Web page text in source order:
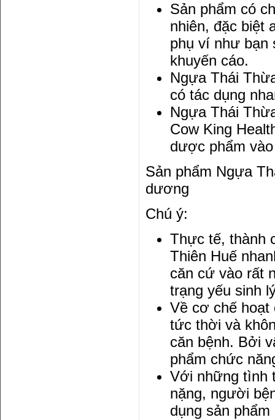
Sản phẩm có
nhiên, đặc biệt
phụ ví như bạn
khuyến cáo.
Ngựa Thái
có tác dụng
Ngựa Thái
Cow King
dược phẩm
Sản phẩm Ngựa
dương
Chú ý:
Thực tế, thành
Thiên Huế
căn cứ vào rất
trạng yếu sinh
Về cơ chế hoạt
tức thời và
căn bệnh. Bởi
phẩm chức
Với những tình
nặng, người
dụng sản